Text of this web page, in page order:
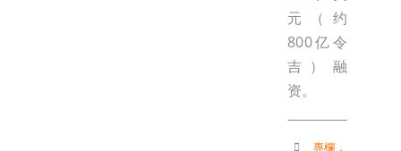
元（约
800亿令
吉）融
资。
專欄 ，